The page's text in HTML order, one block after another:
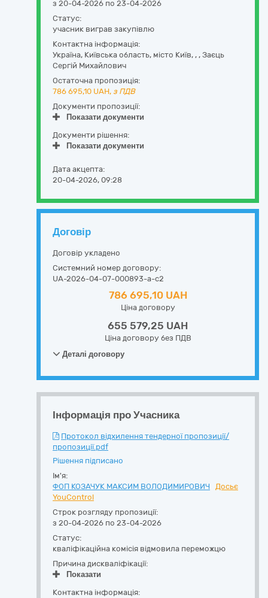
з 20-04-2026 по 23-04-2026
Статус:
учасник виграв закупівлю
Контактна інформація:
Україна, Київська область, місто Київ, , , Заєць
Сергій Михайлович
Остаточна пропозиція:
786 695,10 UAH, з ПДВ
Документи пропозиції:
Показати документи
Документи рішення:
Показати документи
Дата акцепта:
20-04-2026, 09:28
Договір
Договір укладено
Системний номер договору:
UA-2026-04-07-000893-a-c2
786 695,10 UAH
Ціна договору
655 579,25 UAH
Ціна договору без ПДВ
Деталі договору
Інформація про Учасника
Протокол відхилення тендерної пропозиції/
пропозиції.pdf
Рішення підписано
Ім'я:
ФОП КОЗАЧУК МАКСИМ ВОЛОДИМИРОВИЧ
Досьє
YouControl
Строк розгляду пропозиції:
з 20-04-2026 по 23-04-2026
Статус:
кваліфікаційна комісія відмовила переможцю
Причина дискваліфікації:
Показати
Контактна інформація: